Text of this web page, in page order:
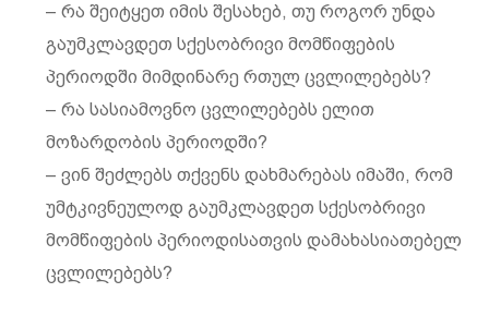
– რა შეიტყეთ იმის შესახებ, თუ როგორ უნდა
გაუმკლავდეთ სქესობრივი მომწიფების
პერიოდში მიმდინარე რთულ ცვლილებებს?
– რა სასიამოვნო ცვლილებებს ელით
მოზარდობის პერიოდში?
– ვინ შეძლებს თქვენს დახმარებას იმაში, რომ
უმტკივნეულოდ გაუმკლავდეთ სქესობრივი
მომწიფების პერიოდისათვის დამახასიათებელ
ცვლილებებს?